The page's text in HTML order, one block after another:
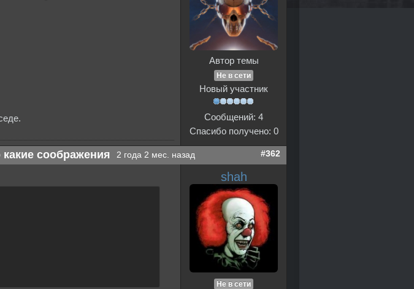
Автор темы
Не в сети
Новый участник
Сообщений: 4
Спасибо получено: 0
соображения 2 года 2 мес. назад #362
shah
Не в сети